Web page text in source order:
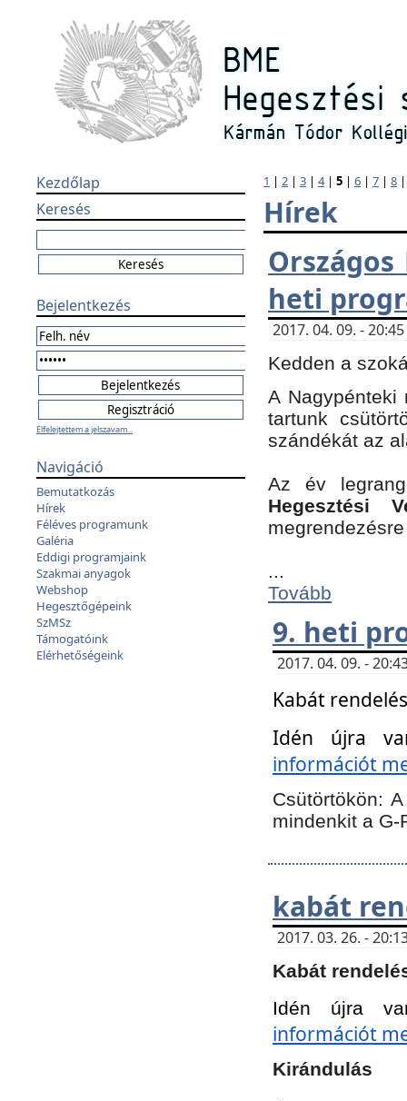
Kezdőlap
Keresés
Bejelentkezés
Elfelejtettem a jelszavam...
Navigáció
Bemutatkozás
Hírek
Féléves programunk
Galéria
Eddigi programjaink
Szakmai anyagok
Webshop
Hegesztőgépeink
SzMSz
Támogatóink
Elérhetőségeink
1 | 2 | 3 | 4| 5 | 6 | 7 | 8
Hírek
Országos
heti
2017. 04. 09. -
Kedden a
A Nagypénteki
tartunk
szándékát az
Az év
Hegesztési
...
Tovább
9. heti
2017. 04. 09. -
Kabát
Idén újra
információt
Csütörtökön:A
mindenkit a G-
kabát
2017. 03. 26. -
Kabát
Idén újra
információt
Kirándulás